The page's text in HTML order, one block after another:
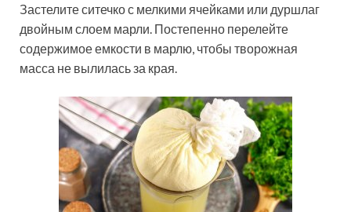
Застелите ситечко с мелкими ячейками или дуршлаг
двойным слоем марли. Постепенно перелейте
содержимое емкости в марлю, чтобы творожная
масса не вылилась за края.